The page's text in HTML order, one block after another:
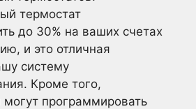
термостат
до 30% на ваших счетах
и это отличная
систему
Кроме того,
программировать